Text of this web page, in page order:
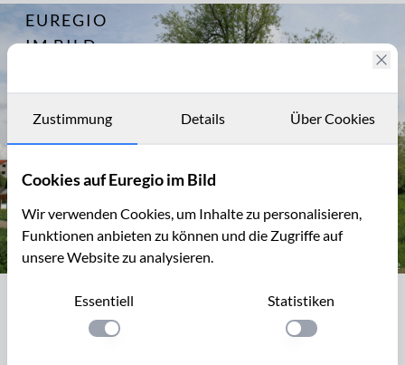
EUREGIO
IM BILD
Archiv
Kontakt
Archiv
Weißen Weg zwischen Wilsberg und
Ürsfeld, Blick auf Wilsberg (Kohlscheid)
Zustimmung Details Über Cookies
Cookies auf Euregio im Bild
Wir verwenden Cookies, um Inhalte zu personalisieren,
Funktionen anbieten zu können und die Zugriffe auf
unsere Website zu analysieren.
Essentiell
Einstellung anwenden
Statistiken
Einstellung